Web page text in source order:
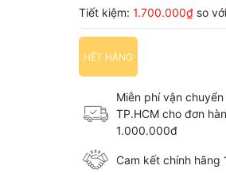
Tiết kiệm: 1.700.000₫ so
HẾT HÀNG
Miễn phí vận
TP.HCM cho đơn
1.000.000đ
Cam kết chính hãng